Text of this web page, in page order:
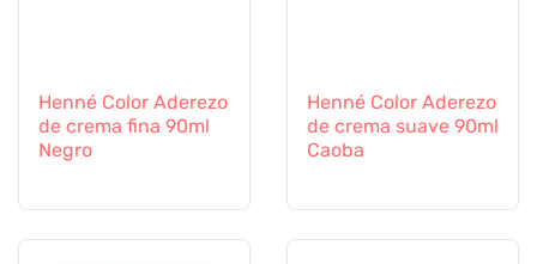
Henné Color Aderezo
de crema fina 90ml
Negro
Henné Color Aderezo
de crema suave 90ml
Caoba